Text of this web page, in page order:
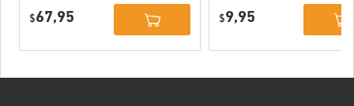
PC (Ubisoft
$67,95
$9,95